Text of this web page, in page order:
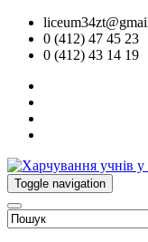
0 (412) 47 45 23
0 (412) 43 14 19
Toggle navigation